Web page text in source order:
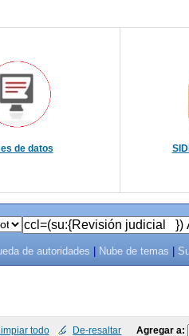
de datos
de autoridades Nube de temas
todo De-resaltar Agregar a: